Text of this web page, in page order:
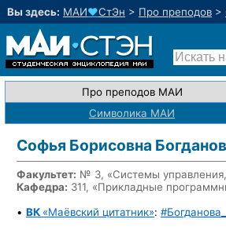
Вы здесь: МАИ♥СтЭн > Про преподов >
Про преподов МАИ
Символика МАИ
Софья Борисовна
Факультет: № 3, «Системы управления,
Кафедра: 311, «Прикладные
• ВК «Маёвский цитатник»: